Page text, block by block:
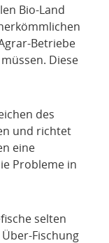
Bio-Land
Betriebe
Diese
des
und richtet
eine
Probleme in
selten
Fischung